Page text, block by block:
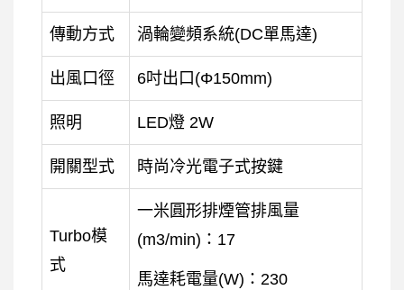
傳動方式 渦輪變頻系統(DC單馬達)
出風口徑 6吋出口(Φ150mm)
照明 LED燈 2W
開關型式 時尚冷光電子式按鍵
Turbo模
式
一米圓形排煙管排風量
(m3/min)：17
馬達耗電量(W)：230